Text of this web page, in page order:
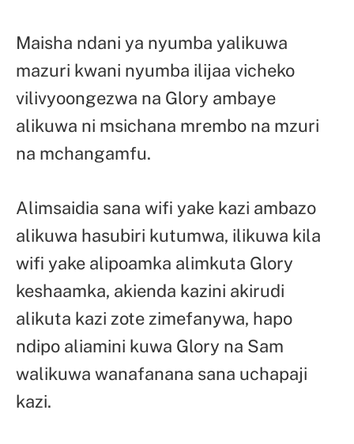
Maisha ndani ya nyumba yalikuwa
mazuri kwani nyumba ilijaa vicheko
vilivyoongezwa na Glory ambaye
alikuwa ni msichana mrembo na mzuri
na mchangamfu.
Alimsaidia sana wifi yake kazi ambazo
alikuwa hasubiri kutumwa, ilikuwa kila
wifi yake alipoamka alimkuta Glory
keshaamka, akienda kazini akirudi
alikuta kazi zote zimefanywa, hapo
ndipo aliamini kuwa Glory na Sam
walikuwa wanafanana sana uchapaji
kazi.